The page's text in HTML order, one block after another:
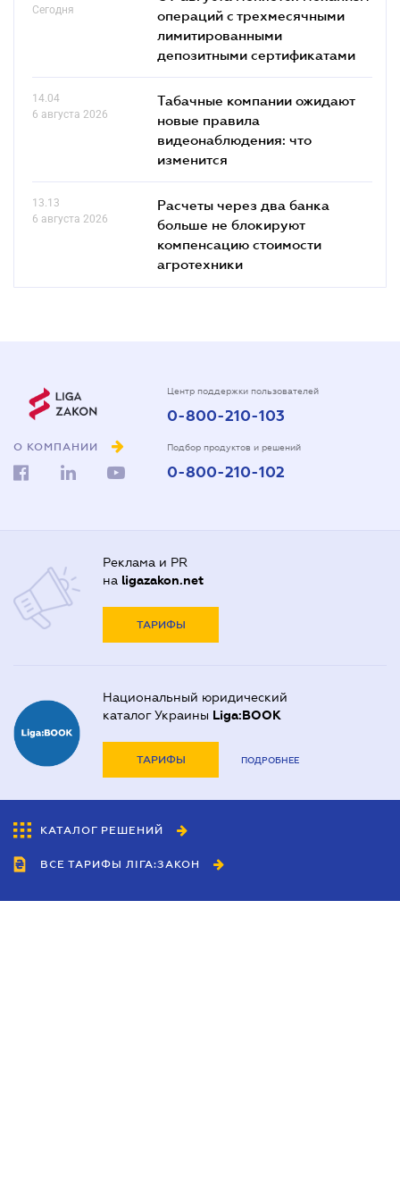
Сегодня
операций с трехмесячными
лимитированными
депозитными сертификатами
14.04
6 августа 2026
Табачные компании ожидают
новые правила
видеонаблюдения: что
изменится
13.13
6 августа 2026
Расчеты через два банка
больше не блокируют
компенсацию стоимости
агротехники
О КОМПАНИИ
Центр поддержки пользователей
0-800-210-103
Подбор продуктов и решений
0-800-210-102
Реклама и PR
на ligazakon.net
ТАРИФЫ
Национальный юридический
каталог Украины Liga:BOOK
ТАРИФЫ ПОДРОБНЕЕ
КАТАЛОГ РЕШЕНИЙ
ВСЕ ТАРИФЫ ЛІГА:ЗАКОН